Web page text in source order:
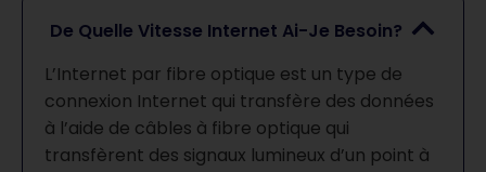
De Quelle Vitesse Internet Ai-Je Besoin?
L’Internet par fibre optique est un type de
connexion Internet qui transfère des données
à l’aide de câbles à fibre optique qui
transfèrent des signaux lumineux d’un point à